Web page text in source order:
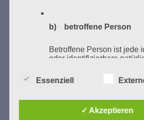
GEDENKEN UND ERINNERN
b) betroffene Person
Betroffene Person ist jede
oder identifizierbare
für die Verarbeitung
verarbeitet werden.
c) Verarbeitung
Essenziell
✓ Akzeptieren